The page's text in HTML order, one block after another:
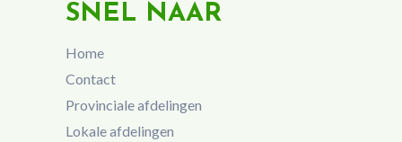
SNEL NAAR
Home
Contact
Provinciale afdelingen
Lokale afdelingen